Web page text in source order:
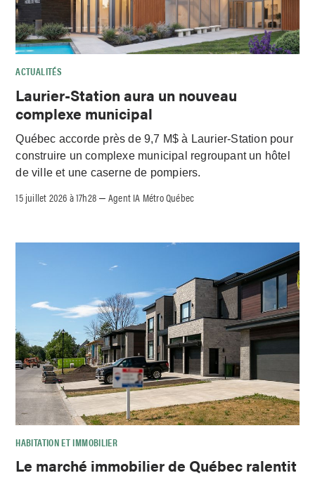
ACTUALITÉS
Laurier-Station aura un nouveau
complexe municipal
Québec accorde près de 9,7 M$ à Laurier-Station pour
construire un complexe municipal regroupant un hôtel
de ville et une caserne de pompiers.
15 juillet 2026 à 17h28 –Agent IA Métro Québec
HABITATION ET IMMOBILIER
Le marché immobilier de Québec ralentit